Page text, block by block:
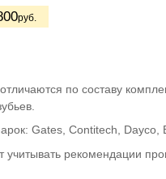
руб.
по составу
Gates, Contitech, Dayco,
рекомендации